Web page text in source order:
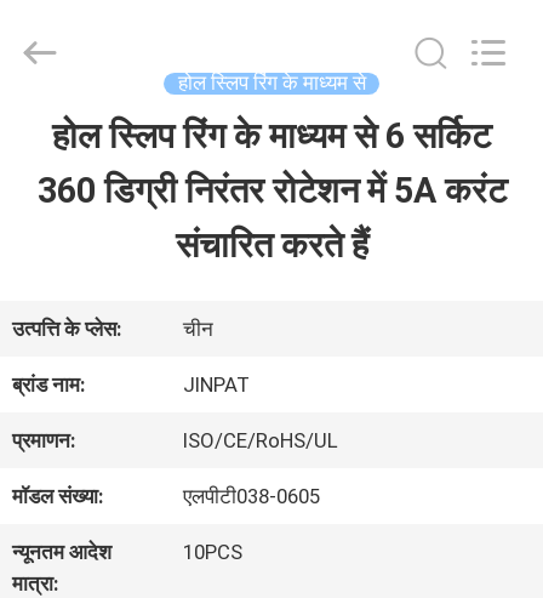
वीआर
दिखाएँ
हमारे
बारे
में
Electronics
होल स्लिप रिंग के माध्यम से
होल स्लिप रिंग के माध्यम से 6 सर्किट
360 डिग्री निरंतर रोटेशन में 5A करंट
संचारित करते हैं
उत्पत्ति के प्लेस: चीन
ब्रांड नाम: JINPAT
प्रमाणन: ISO/CE/RoHS/UL
मॉडल संख्या: एलपीटी038-0605
न्यूनतम आदेश
मात्रा:
10PCS